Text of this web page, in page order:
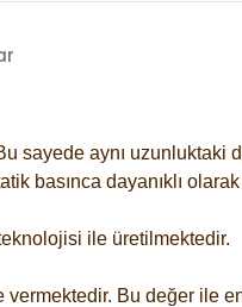
sayede aynı uzunluktaki
basınca dayanıklı
ile üretilmektedir.
vermektedir. Bu değer ile